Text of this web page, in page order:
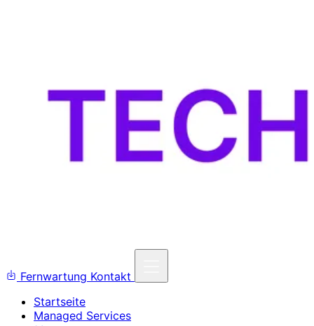
Fernwartung Kontakt
Startseite
Managed Services